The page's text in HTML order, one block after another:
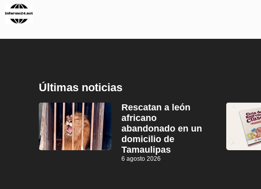
Últimas noticias
Rescatan a león
africano
abandonado en un
domicilio de
Tamaulipas
6 agosto 2026